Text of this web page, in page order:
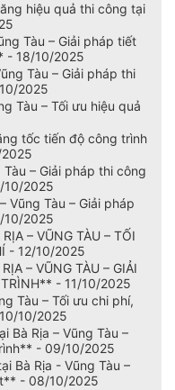
hiệu quả thi công tại
Tàu – Giải pháp tiết
- 18/10/2025
Tàu – Giải pháp thi
2025
Tàu – Tối ưu hiệu quả
tốc tiến độ công trình
– Giải pháp thi công
10/2025
Vũng Tàu – Giải pháp
10/2025
– VŨNG TÀU – TỐI
- 12/10/2025
– VŨNG TÀU – GIẢI
- 11/10/2025
Tàu – Tối ưu chi phí,
10/2025
Bà Rịa – Vũng Tàu –
- 09/10/2025
Bà Rịa - Vũng Tàu –
- 08/10/2025